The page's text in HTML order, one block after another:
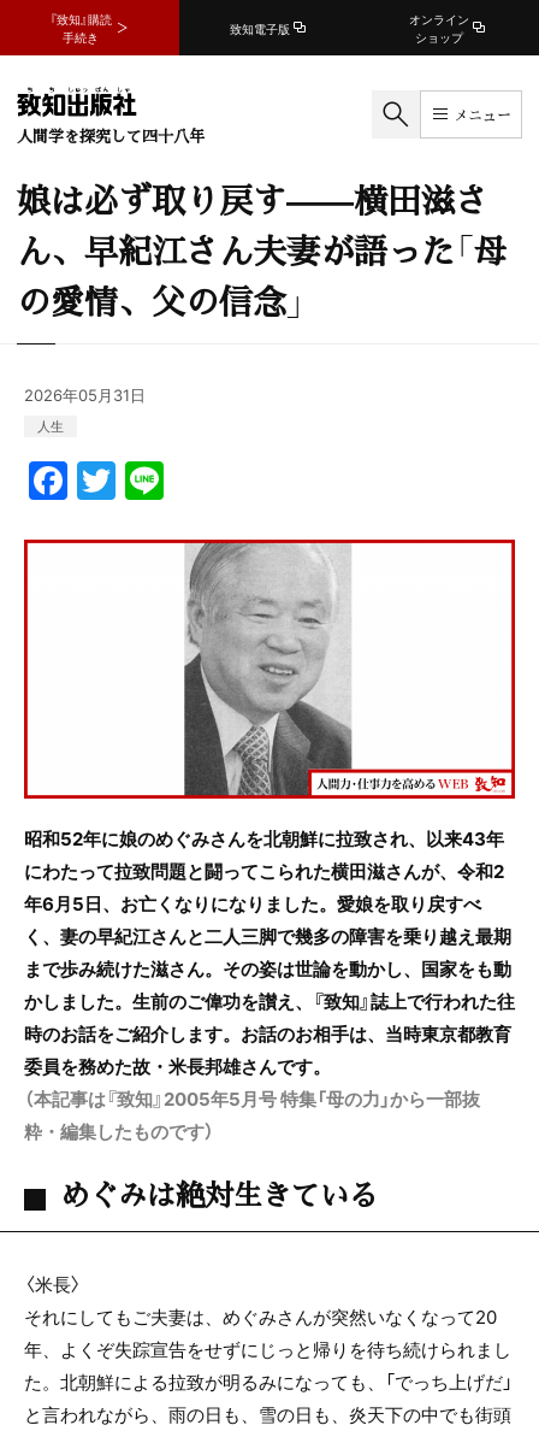
『致知』購読
手続き
致知電子版
オンライン
ショップ
人間学を探究して四十八年
メニュー
娘は必ず取り戻す——横田滋さ
ん、早紀江さん夫妻が語った「母
の愛情、父の信念」
2026年05月31日
人生
F
a
c
T
w
itte
昭和52年に娘のめぐみさんを北朝鮮に拉致され、以来43年
にわたって拉致問題と闘ってこられた横田滋さんが、令和2
年6月5日、お亡くなりになりました。愛娘を取り戻すべ
く、妻の早紀江さんと二人三脚で幾多の障害を乗り越え最期
まで歩み続けた滋さん。その姿は世論を動かし、国家をも動
かしました。生前のご偉功を讃え、『致知』誌上で行われた往
時のお話をご紹介します。お話のお相手は、当時東京都教育
委員を務めた故・米長邦雄さんです。
（本記事は『致知』2005年5月号 特集「母の力」から一部抜
粋・編集したものです）
めぐみは絶対生きている
〈米長〉
それにしてもご夫妻は、めぐみさんが突然いなくなって20
年、よくぞ失踪宣告をせずにじっと帰りを待ち続けられまし
た。北朝鮮による拉致が明るみになっても、「でっち上げだ」
と言われながら、雨の日も、雪の日も、炎天下の中でも街頭